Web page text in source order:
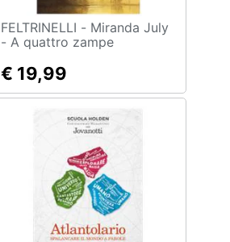
FELTRINELLI - Miranda July
- A quattro zampe
€ 19,99